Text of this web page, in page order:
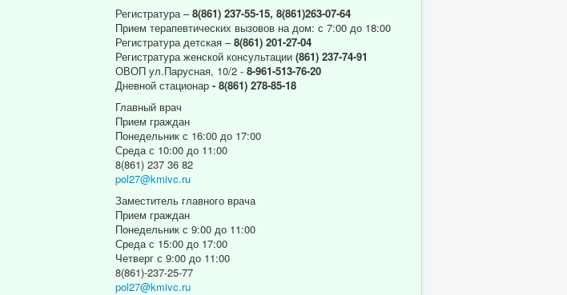
Регистратура –8(861) 237-55-15, 8(861)263-07-64
Прием терапевтических вызовов на дом: с 7:00 до 18:00
Регистратура детская –8(861) 201-27-04
Регистратура женской консультации (861) 237-74-91
ОВОП ул.Парусная, 10/2 - 8-961-513-76-20
Дневной стационар - 8(861) 278-85-18
Главный врач
Прием граждан
Понедельник с 16:00 до 17:00
Среда с 10:00 до 11:00
8(861) 237 36 82
pol27@kmivc.ru
Заместитель главного врача
Прием граждан
Понедельник с 9:00 до 11:00
Среда с 15:00 до 17:00
Четверг с 9:00 до 11:00
8(861)-237-25-77
pol27@kmivc.ru